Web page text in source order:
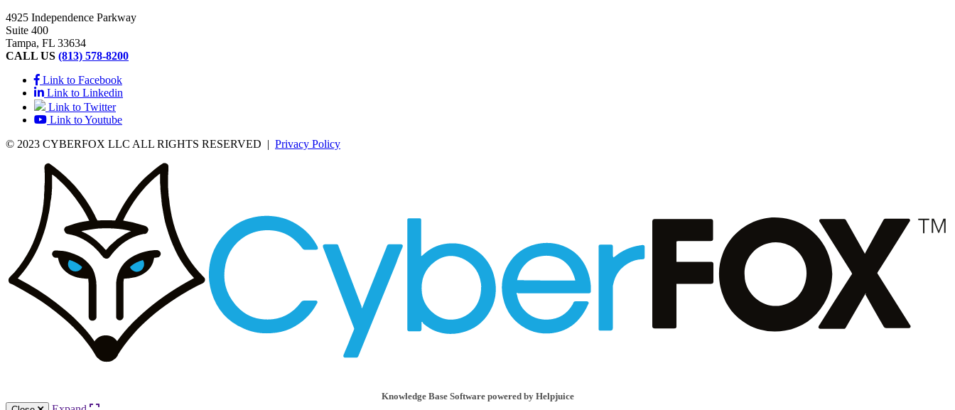
4925 Independence Parkway
Suite 400
Tampa, FL 33634
CALL US (813) 578-8200
Link to Facebook
Link to Linkedin
Link to Twitter
Link to Youtube
© 2023 CYBERFOX LLC ALL RIGHTS RESERVED | Privacy Policy
Knowledge Base Software powered by Helpjuice